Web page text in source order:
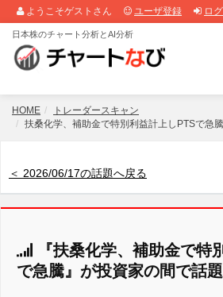
ようこそゲストさん ユーザ登録 ロ
日本株のチャート分析とAI分析
HOME
トレーダースキャン
扶桑化学、補助金で特別利益計上しPTSで急騰
＜ 2026/06/17の話題へ戻る
『扶桑化学、補助金で特
で急騰』が投資家の間で話